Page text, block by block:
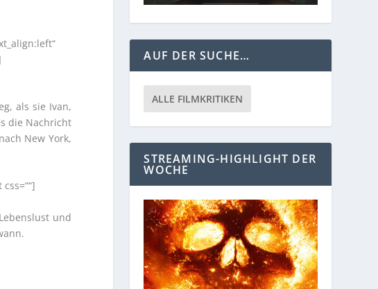
als sie Ivan,
die Nachricht
New York,
und
AUF DER SUCHE…
ALLE FILMKRITIKEN
STREAMING-HIGHLIGHT DER
WOCHE